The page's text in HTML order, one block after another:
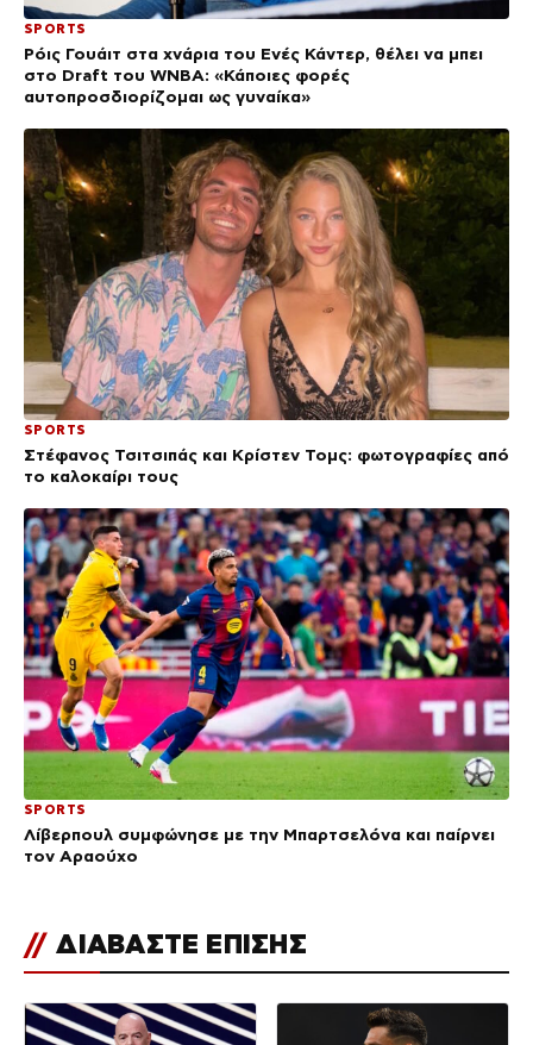
SPORTS
Ρόις Γουάιτ στα χνάρια του Ενές Κάντερ, θέλει να μπει
στο Draft του WNBA: «Κάποιες φορές
αυτοπροσδιορίζομαι ως γυναίκα»
SPORTS
Στέφανος Τσιτσιπάς και Κρίστεν Τομς: φωτογραφίες από
το καλοκαίρι τους
SPORTS
Λίβερπουλ συμφώνησε με την Μπαρτσελόνα και παίρνει
τον Αραούχο
// ΔΙΑΒΑΣΤΕ ΕΠΙΣΗΣ